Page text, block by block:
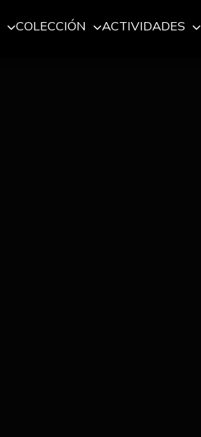
COLECCIÓN ACTIVIDADES